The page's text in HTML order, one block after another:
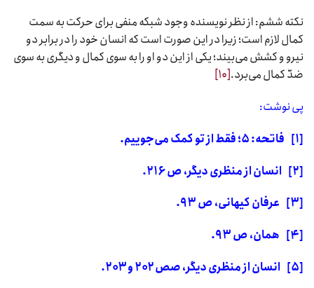
نکته ششم: از نظر نویسنده وجود شبکه منفی برای حرکت به سمت
کمال لازم است؛ زیرا در این صورت است که انسان خود را در برابر دو
نیرو و کشش می‌بیند؛ یکی از این دو او را به سوی کمال و دیگری به سوی
ضدّ کمال می‌برد.[۱۰]
پی نوشت:
[۱]
فاتحه:۵؛ فقط از تو کمک می‌جوییم.
[۲]
انسان از منظری دیگر، ص۲۱۶.
[۳]
عرفان کیهانی، ص۹۳.
[۴]
همان، ص۹۳.
[۵]
انسان از منظری دیگر، صص۲۰۲ و ۲۰۳.